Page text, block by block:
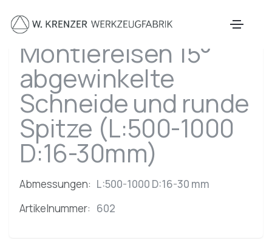
Montiereisen 15°
abgewinkelte
Schneide und runde
Spitze (L:500-1000
D:16-30mm)
Abmessungen: L:500-1000 D:16-30 mm
Artikelnummer: 602